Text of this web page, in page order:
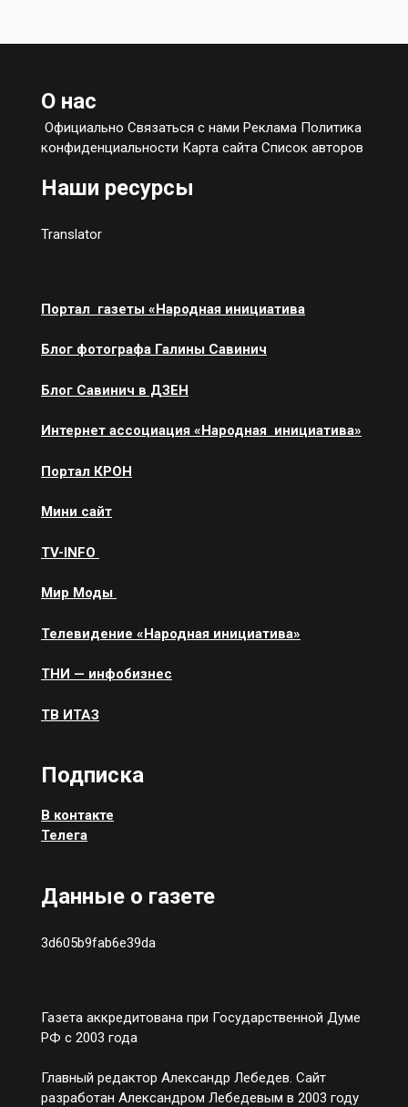
О нас
Официально Связаться с нами Реклама Политика
конфиденциальности Карта сайта Список авторов
Наши ресурсы
Translator
Портал газеты «Народная инициатива
Блог фотографа Галины Савинич
Блог Савинич в ДЗЕН
Интернет ассоциация «Народная инициатива»
Портал КРОН
Мини сайт
ТV-INFO
Мир Моды
Телевидение «Народная инициатива»
ТНИ — инфобизнес
ТВ ИТАЗ
Подписка
В контакте
Телега
Данные о газете
3d605b9fab6e39da
Газета аккредитована при Государственной Думе
РФ с 2003 года
Главный редактор Александр Лебедев. Сайт
разработан Александром Лебедевым в 2003 году